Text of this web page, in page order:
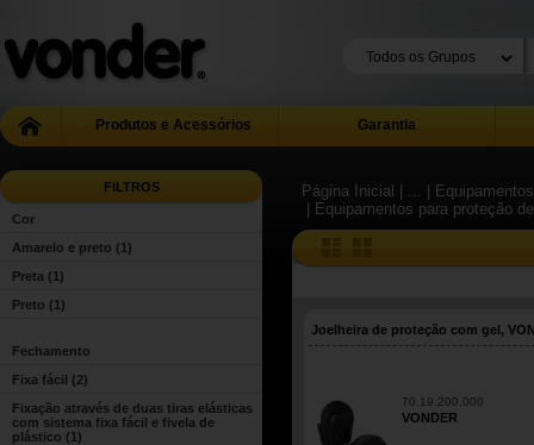
Produtos e Acessórios Garantia
FILTROS
Cor
Amarelo e preto (1)
Preta (1)
Preto (1)
Fechamento
Fixa fácil (2)
Fixação através de duas tiras elásticas
com sistema fixa fácil e fivela de
plástico (1)
Página Inicial | ...
|
| Equipamentos para proteção
Joelheira de proteção com gel,
70.19.200.000
VONDER